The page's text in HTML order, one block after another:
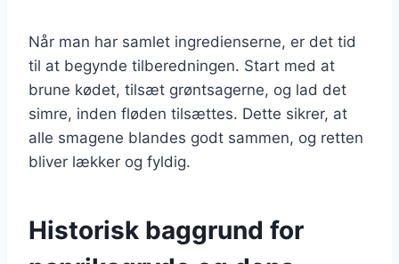
Når man har samlet ingredienserne, er det tid
til at begynde tilberedningen. Start med at
brune kødet, tilsæt grøntsagerne, og lad det
simre, inden fløden tilsættes. Dette sikrer, at
alle smagene blandes godt sammen, og retten
bliver lækker og fyldig.
Historisk baggrund for